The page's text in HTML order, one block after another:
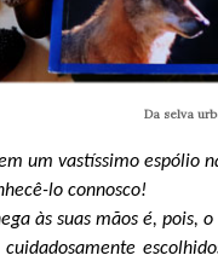
Da selva
um vastíssimo espólio
lo connosco!
às suas mãos é, pois,